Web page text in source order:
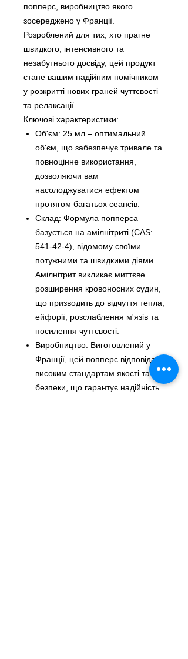
попперс, виробництво якого
зосереджено у Франції.
Розроблений для тих, хто прагне
швидкого, інтенсивного та
незабутнього досвіду, цей продукт
стане вашим надійним помічником
у розкритті нових граней чуттєвості
та релаксації.
Ключові характеристики:
Об'єм: 25 мл – оптимальний
об'єм, що забезпечує тривале та
повноцінне використання,
дозволяючи вам
насолоджуватися ефектом
протягом багатьох сеансів.
Склад: Формула попперса
базується на амілнітриті (CAS:
541-42-4), відомому своїми
потужними та швидкими діями.
Амілнітрит викликає миттєве
розширення кровоносних судин,
що призводить до відчуття тепла,
ейфорії, розслаблення м'язів та
посилення чуттєвості.
Виробництво: Виготовлений у
Франції, цей попперс відповідає
високим стандартам якості та
безпеки, що гарантує надійність